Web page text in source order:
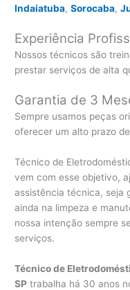
Indaiatuba,Sorocaba,
Experiência
Nossos técnicos são
prestar serviços de alta
Garantia de 3
Sempre usamos peças
oferecer um alto prazo
Técnico de
vem com esse objetivo,
assistência técnica, seja
ainda na limpeza e
nossa intenção sempre
serviços.
Técnico de
SP trabalha há 30 anos